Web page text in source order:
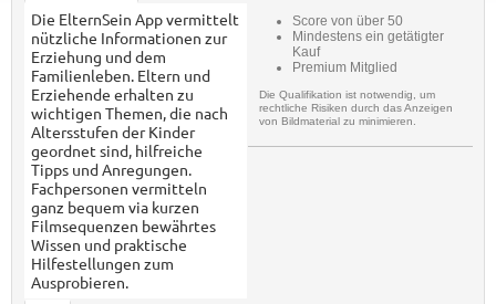
Die ElternSein App vermittelt
nützliche Informationen zur
Erziehung und dem
Familienleben. Eltern und
Erziehende erhalten zu
wichtigen Themen, die nach
Altersstufen der Kinder
geordnet sind, hilfreiche
Tipps und Anregungen.
Fachpersonen vermitteln
ganz bequem via kurzen
Filmsequenzen bewährtes
Wissen und praktische
Hilfestellungen zum
Ausprobieren.
Score von über 50
Mindestens ein getätigter
Kauf
Premium Mitglied
Die Qualifikation ist notwendig, um
rechtliche Risiken durch das Anzeigen
von Bildmaterial zu minimieren.